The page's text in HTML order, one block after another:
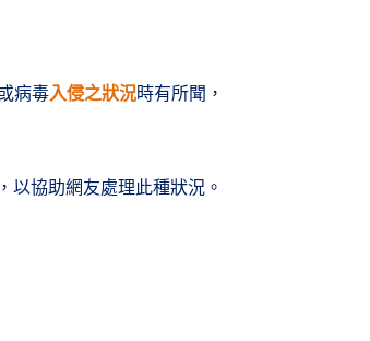
病毒入侵之狀況時有所聞，
，以協助網友處理此種狀況。